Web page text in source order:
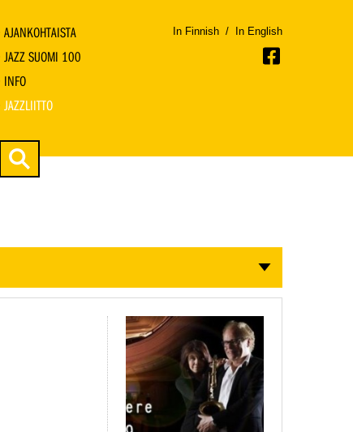
AJANKOHTAISTA
JAZZ SUOMI 100
INFO
JAZZLIITTO
In Finnish / In English